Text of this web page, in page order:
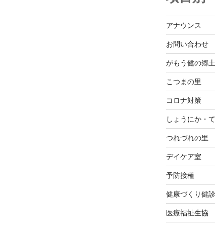
アナウンス
お問い合わせ
がもう健の郷
こつまの里
コロナ対策
しょうにか・
つれづれの里
デイケア室
予防接種
健康づくり健診
医療福祉生協